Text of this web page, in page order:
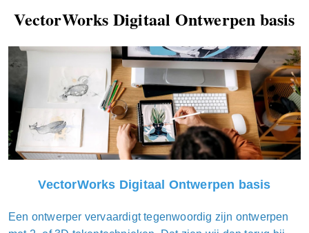
VectorWorks Digitaal Ontwerpen basis
VectorWorks Digitaal Ontwerpen basis
Een ontwerper vervaardigt tegenwoordig zijn ontwerpen